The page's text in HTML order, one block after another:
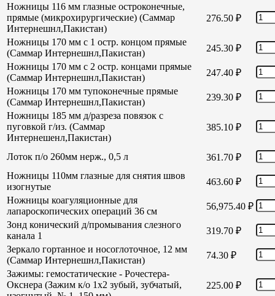
Ножницы 116 мм глазные остроконечные,
прямые (микрохирургические) (Саммар
Интернешнл,Пакистан)
276.50 ₽
Ножницы 170 мм с 1 остр. концом прямые
(Саммар Интернешнл,Пакистан)
245.30 ₽
Ножницы 170 мм с 2 остр. концами прямые
(Саммар Интернешнл,Пакистан)
247.40 ₽
Ножницы 170 мм тупоконечные прямые
(Саммар Интернешнл,Пакистан)
239.30 ₽
Ножницы 185 мм д/разреза повязок с
пуговкой г/из. (Саммар
Интернешенл,Пакистан)
385.10 ₽
Лоток п/о 260мм нерж., 0,5 л 361.70 ₽
Ножницы 110мм глазные для снятия швов
изогнутые
463.60 ₽
Ножницы коагуляционные для
лапароскопических операций 36 см
56,975.40 ₽
Зонд конический д/промывания слезного
канала 1
319.70 ₽
Зеркало гортанное и носоглоточное, 12 мм
(Саммар Интернешнл,Пакистан)
74.30 ₽
Зажимы: гемостатические - Рочестера-
Окснера (Зажим к/о 1х2 зубый, зубчатый,
225.00 ₽